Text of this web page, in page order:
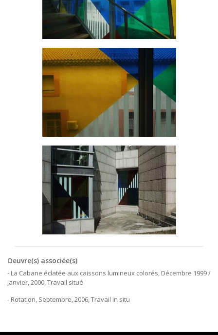
Oeuvre(s) associée(s)
- La Cabane éclatée aux caissons lumineux colorés, Décembre 1999 /
janvier, 2000, Travail situé
- Rotation, Septembre, 2006, Travail in situ